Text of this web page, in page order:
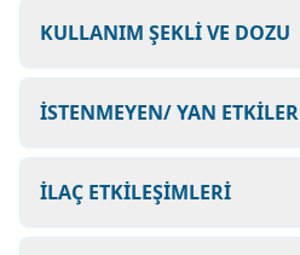
KULLANIM ŞEKLİ VE DOZU
İSTENMEYEN/ YAN ETKİLER
İLAÇ ETKİLEŞİMLERİ